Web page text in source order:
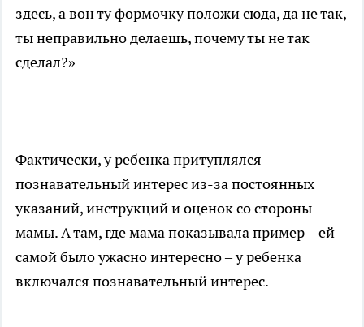
здесь, а вон ту формочку положи сюда, да не так,
ты неправильно делаешь, почему ты не так
сделал?»
Фактически, у ребенка притуплялся
познавательный интерес из-за постоянных
указаний, инструкций и оценок со стороны
мамы. А там, где мама показывала пример – ей
самой было ужасно интересно – у ребенка
включался познавательный интерес.